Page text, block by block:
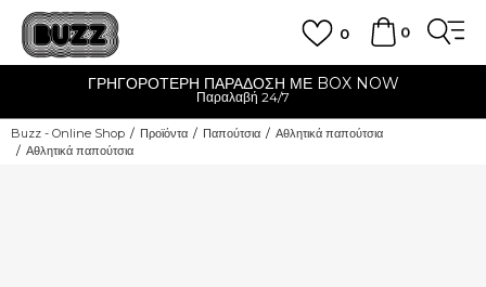
0
0
ΓΡΗΓΟΡΟΤΕΡΗ ΠΑΡΑΔΟΣΗ ΜΕ BOX NOW
Παραλαβή 24/7
Buzz - Online Shop Προϊόντα Παπούτσια
Αθλητικά παπούτσια
Αθλητικά παπούτσια